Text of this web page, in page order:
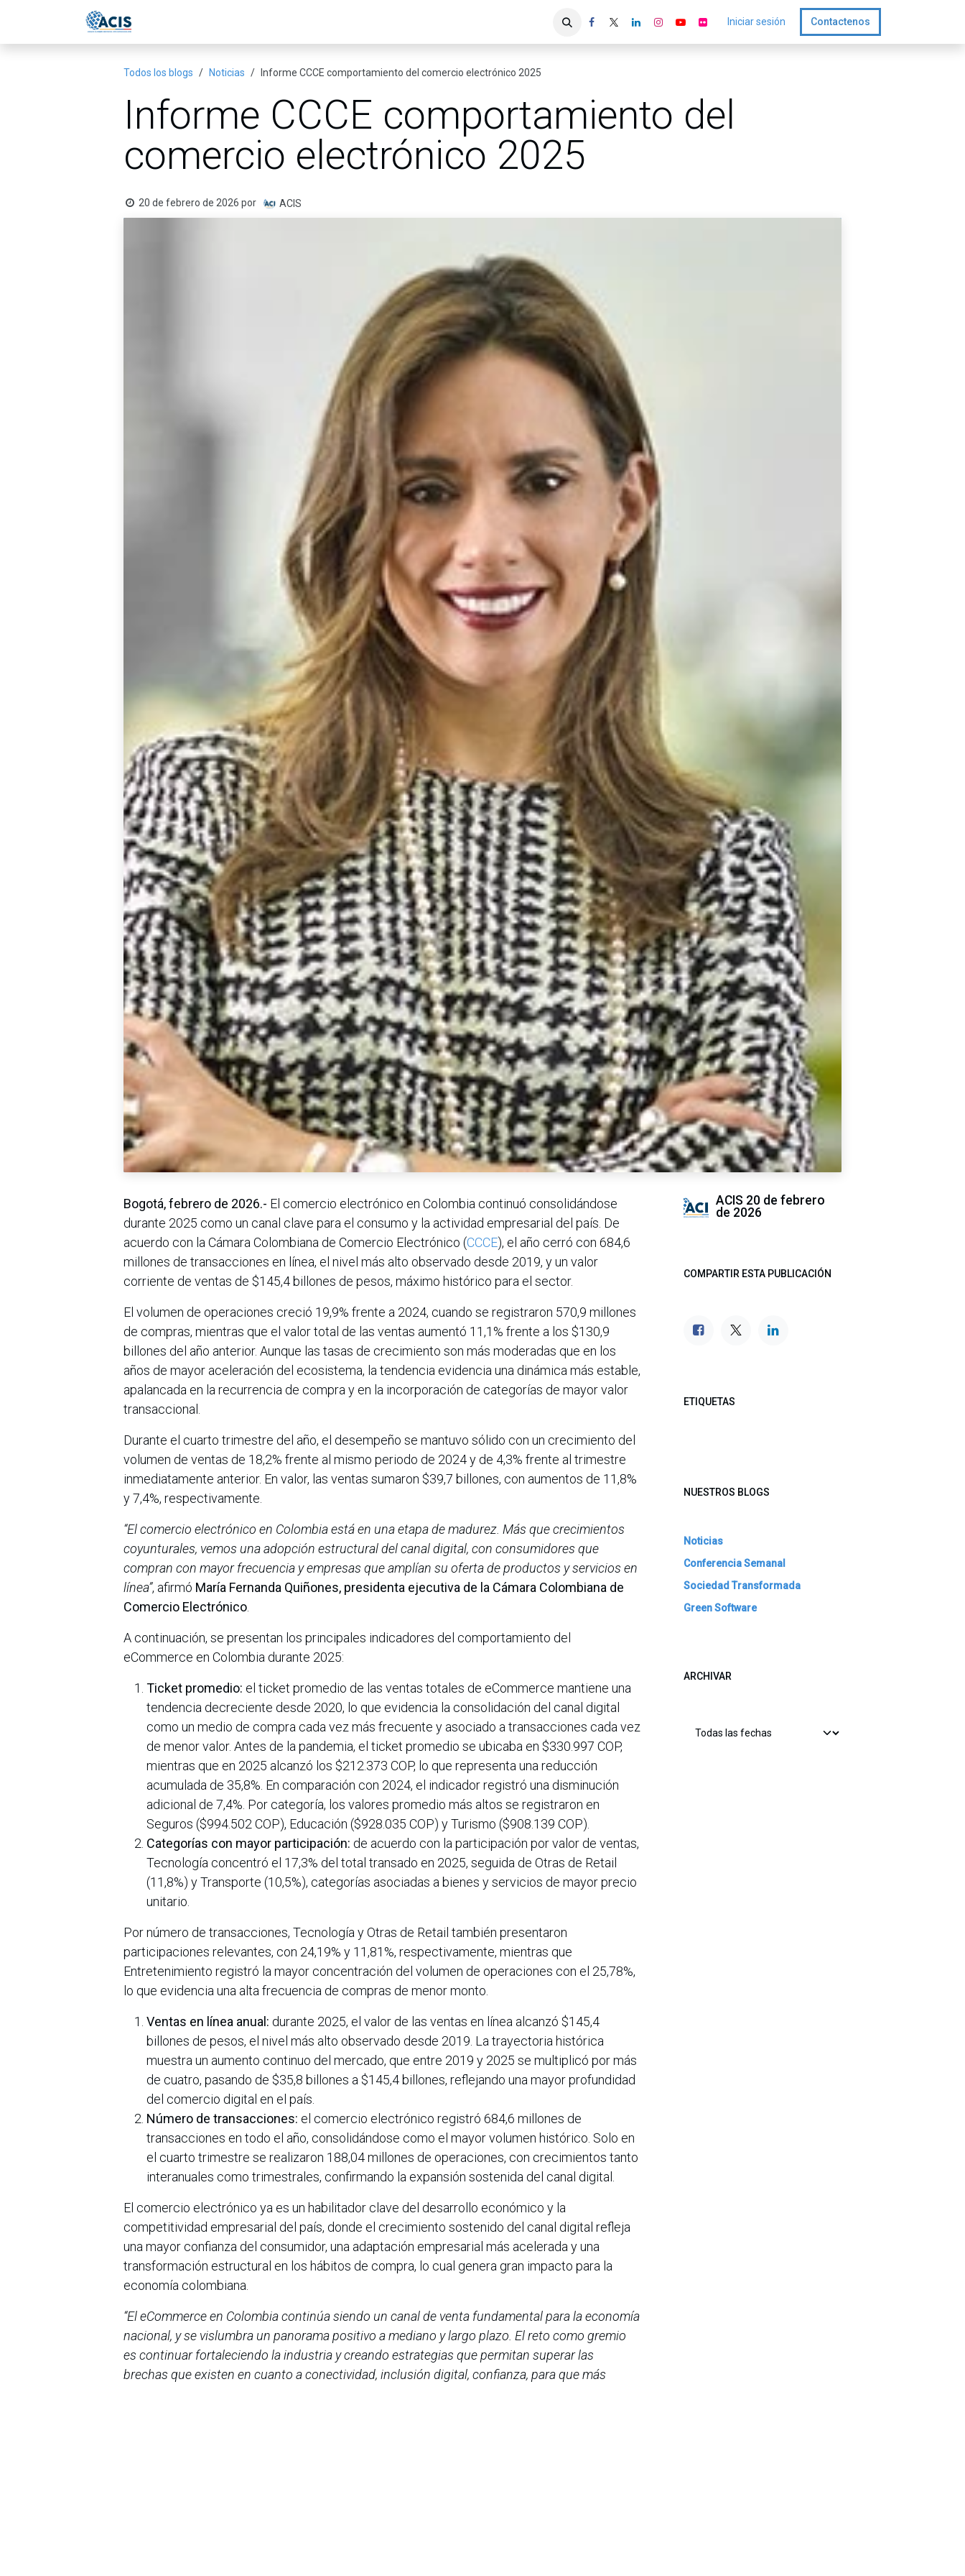
Iniciar sesión Contactenos
Todos los blogs Noticias Informe CCCE comportamiento del comercio electrónico 2025
Informe CCCE comportamiento del
comercio electrónico 2025
20 de febrero de 2026 por ACIS
Bogotá, febrero de 2026.- El comercio electrónico en Colombia continuó consolidándose
durante 2025 como un canal clave para el consumo y la actividad empresarial del país. De
acuerdo con la Cámara Colombiana de Comercio Electrónico (CCCE), el año cerró con 684,6
millones de transacciones en línea, el nivel más alto observado desde 2019, y un valor
corriente de ventas de $145,4 billones de pesos, máximo histórico para el sector.
El volumen de operaciones creció 19,9% frente a 2024, cuando se registraron 570,9 millones
de compras, mientras que el valor total de las ventas aumentó 11,1% frente a los $130,9
billones del año anterior. Aunque las tasas de crecimiento son más moderadas que en los
años de mayor aceleración del ecosistema, la tendencia evidencia una dinámica más estable,
apalancada en la recurrencia de compra y en la incorporación de categorías de mayor valor
transaccional.
Durante el cuarto trimestre del año, el desempeño se mantuvo sólido con un crecimiento del
volumen de ventas de 18,2% frente al mismo periodo de 2024 y de 4,3% frente al trimestre
inmediatamente anterior. En valor, las ventas sumaron $39,7 billones, con aumentos de 11,8%
y 7,4%, respectivamente.
“El comercio electrónico en Colombia está en una etapa de madurez. Más que crecimientos
coyunturales, vemos una adopción estructural del canal digital, con consumidores que
compran con mayor frecuencia y empresas que amplían su oferta de productos y servicios en
línea”, afirmó María Fernanda Quiñones, presidenta ejecutiva de la Cámara Colombiana de
Comercio Electrónico.
A continuación, se presentan los principales indicadores del comportamiento del
eCommerce en Colombia durante 2025:
Ticket promedio: el ticket promedio de las ventas totales de eCommerce mantiene una
tendencia decreciente desde 2020, lo que evidencia la consolidación del canal digital
como un medio de compra cada vez más frecuente y asociado a transacciones cada vez
de menor valor. Antes de la pandemia, el ticket promedio se ubicaba en $330.997 COP,
mientras que en 2025 alcanzó los $212.373 COP, lo que representa una reducción
acumulada de 35,8%. En comparación con 2024, el indicador registró una disminución
adicional de 7,4%. Por categoría, los valores promedio más altos se registraron en
Seguros ($994.502 COP), Educación ($928.035 COP) y Turismo ($908.139 COP).
Categorías con mayor participación: de acuerdo con la participación por valor de ventas,
Tecnología concentró el 17,3% del total transado en 2025, seguida de Otras de Retail
(11,8%) y Transporte (10,5%), categorías asociadas a bienes y servicios de mayor precio
unitario.
Por número de transacciones, Tecnología y Otras de Retail también presentaron
participaciones relevantes, con 24,19% y 11,81%, respectivamente, mientras que
Entretenimiento registró la mayor concentración del volumen de operaciones con el 25,78%,
lo que evidencia una alta frecuencia de compras de menor monto.
Ventas en línea anual: durante 2025, el valor de las ventas en línea alcanzó $145,4
billones de pesos, el nivel más alto observado desde 2019. La trayectoria histórica
muestra un aumento continuo del mercado, que entre 2019 y 2025 se multiplicó por más
de cuatro, pasando de $35,8 billones a $145,4 billones, reflejando una mayor profundidad
del comercio digital en el país.
Número de transacciones: el comercio electrónico registró 684,6 millones de
transacciones en todo el año, consolidándose como el mayor volumen histórico. Solo en
el cuarto trimestre se realizaron 188,04 millones de operaciones, con crecimientos tanto
interanuales como trimestrales, confirmando la expansión sostenida del canal digital.
El comercio electrónico ya es un habilitador clave del desarrollo económico y la
competitividad empresarial del país, donde el crecimiento sostenido del canal digital refleja
una mayor confianza del consumidor, una adaptación empresarial más acelerada y una
transformación estructural en los hábitos de compra, lo cual genera gran impacto para la
economía colombiana.
“El eCommerce en Colombia continúa siendo un canal de venta fundamental para la economía
nacional, y se vislumbra un panorama positivo a mediano y largo plazo. El reto como gremio
es continuar fortaleciendo la industria y creando estrategias que permitan superar las
brechas que existen en cuanto a conectividad, inclusión digital, confianza, para que más
ACIS 20 de febrero
de 2026
COMPARTIR ESTA PUBLICACIÓN
ETIQUETAS
NUESTROS BLOGS
Noticias
Conferencia Semanal
Sociedad Transformada
Green Software
ARCHIVAR